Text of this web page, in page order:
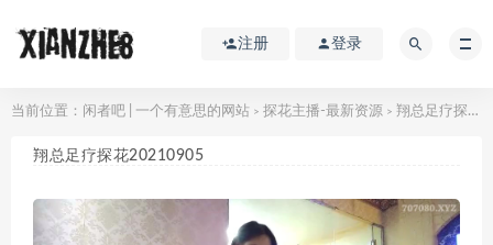
注册 登录
当前位置： 闲者吧 | 一个有意思的网站 > 探花主播-最新资源 > 翔总足疗探花20210905
翔总足疗探花20210905